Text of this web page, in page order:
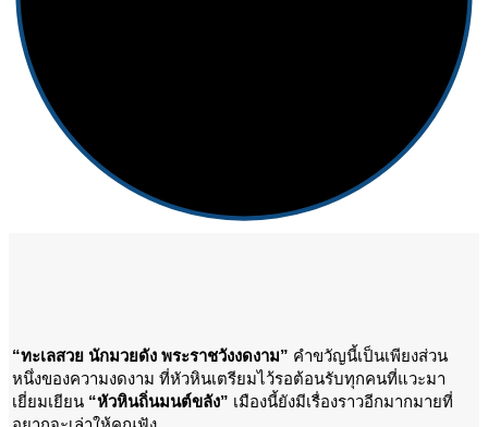
“ทะเลสวย นักมวยดัง พระราชวังงดงาม” คำขวัญนี้เป็นเพียงส่วน
หนึ่งของความงดงาม ที่หัวหินเตรียมไว้รอต้อนรับทุกคนที่แวะมา
เยี่ยมเยียน “หัวหินถิ่นมนต์ขลัง” เมืองนี้ยังมีเรื่องราวอีกมากมายที่